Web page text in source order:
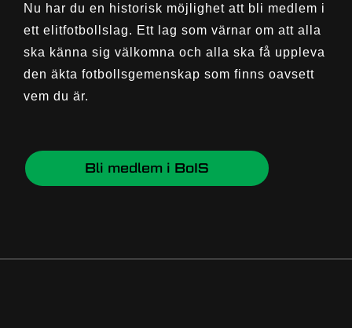
Nu har du en historisk möjlighet att bli medlem i
ett elitfotbollslag. Ett lag som värnar om att alla
ska känna sig välkomna och alla ska få uppleva
den äkta fotbollsgemenskap som finns oavsett
vem du är.
Bli medlem i BoIS